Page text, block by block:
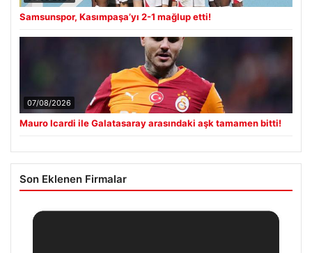
Samsunspor, Kasımpaşa’yı 2-1 mağlup etti!
07/08/2026
Mauro Icardi ile Galatasaray arasındaki aşk tamamen bitti!
Son Eklenen Firmalar